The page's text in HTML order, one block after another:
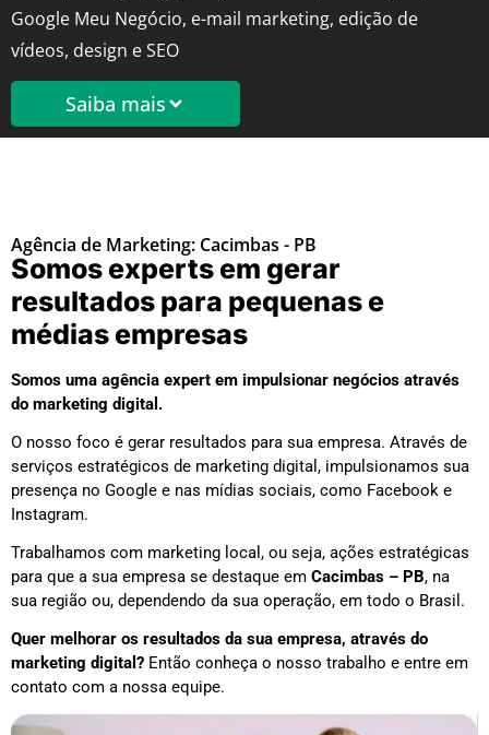
Google Meu Negócio, e-mail marketing, edição de
vídeos, design e SEO
Saiba mais
Agência de Marketing: Cacimbas - PB
Somos experts em gerar
resultados para pequenas e
médias empresas
Somos uma agência expert em impulsionar negócios através
do marketing digital.
O nosso foco é gerar resultados para sua empresa. Através de
serviços estratégicos de marketing digital, impulsionamos sua
presença no Google e nas mídias sociais, como Facebook e
Instagram.
Trabalhamos com marketing local, ou seja, ações estratégicas
para que a sua empresa se destaque em Cacimbas – PB, na
sua região ou, dependendo da sua operação, em todo o Brasil.
Quer melhorar os resultados da sua empresa, através do
marketing digital? Então conheça o nosso trabalho e entre em
contato com a nossa equipe.